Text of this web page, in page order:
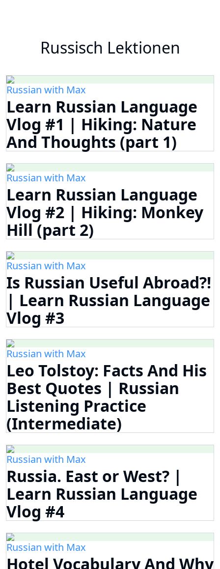
Russisch Lektionen
Russian with Max
Learn Russian Language
Vlog #1 | Hiking: Nature
And Thoughts (part 1)
Russian with Max
Learn Russian Language
Vlog #2 | Hiking: Monkey
Hill (part 2)
Russian with Max
Is Russian Useful Abroad?!
| Learn Russian Language
Vlog #3
Russian with Max
Leo Tolstoy: Facts And His
Best Quotes | Russian
Listening Practice
(Intermediate)
Russian with Max
Russia. East or West? |
Learn Russian Language
Vlog #4
Russian with Max
Hotel Vocabulary And Why